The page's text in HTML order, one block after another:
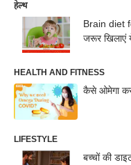
हेल्थ
Brain diet
जरूर
HEALTH AND FITNESS
कैसे ओमेगा
LIFESTYLE
बच्चों की